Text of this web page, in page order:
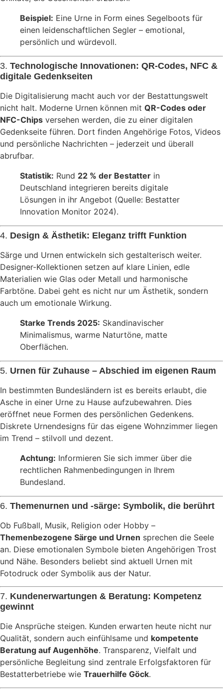
Beispiel: Eine Urne in Form eines Segelboots für
einen leidenschaftlichen Segler – emotional,
persönlich und würdevoll.
3. Technologische Innovationen: QR-Codes, NFC &
digitale Gedenkseiten
Die Digitalisierung macht auch vor der Bestattungswelt
nicht halt. Moderne Urnen können mit QR-Codes oder
NFC-Chips versehen werden, die zu einer digitalen
Gedenkseite führen. Dort finden Angehörige Fotos, Videos
und persönliche Nachrichten – jederzeit und überall
abrufbar.
Statistik: Rund 22 % der Bestatter in
Deutschland integrieren bereits digitale
Lösungen in ihr Angebot (Quelle: Bestatter
Innovation Monitor 2024).
4. Design & Ästhetik: Eleganz trifft Funktion
Särge und Urnen entwickeln sich gestalterisch weiter.
Designer-Kollektionen setzen auf klare Linien, edle
Materialien wie Glas oder Metall und harmonische
Farbtöne. Dabei geht es nicht nur um Ästhetik, sondern
auch um emotionale Wirkung.
Starke Trends 2025: Skandinavischer
Minimalismus, warme Naturtöne, matte
Oberflächen.
5. Urnen für Zuhause – Abschied im eigenen Raum
In bestimmten Bundesländern ist es bereits erlaubt, die
Asche in einer Urne zu Hause aufzubewahren. Dies
eröffnet neue Formen des persönlichen Gedenkens.
Diskrete Urnendesigns für das eigene Wohnzimmer liegen
im Trend – stilvoll und dezent.
Achtung: Informieren Sie sich immer über die
rechtlichen Rahmenbedingungen in Ihrem
Bundesland.
6. Themenurnen und -särge: Symbolik, die berührt
Ob Fußball, Musik, Religion oder Hobby –
Themenbezogene Särge und Urnen sprechen die Seele
an. Diese emotionalen Symbole bieten Angehörigen Trost
und Nähe. Besonders beliebt sind aktuell Urnen mit
Fotodruck oder Symbolik aus der Natur.
7. Kundenerwartungen & Beratung: Kompetenz
gewinnt
Die Ansprüche steigen. Kunden erwarten heute nicht nur
Qualität, sondern auch einfühlsame und kompetente
Beratung auf Augenhöhe. Transparenz, Vielfalt und
persönliche Begleitung sind zentrale Erfolgsfaktoren für
Bestatterbetriebe wie Trauerhilfe Göck.